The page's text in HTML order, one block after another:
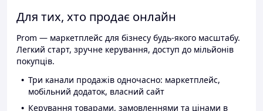
Для тих, хто продає онлайн
Prom — маркетплейс для бізнесу будь-якого масштабу.
Легкий старт, зручне керування, доступ до мільйонів
покупців.
Три канали продажів одночасно: маркетплейс,
мобільний додаток, власний сайт
Керування товарами, замовленнями та цінами в